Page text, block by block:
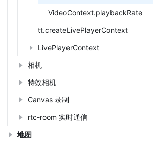
VideoContext.playbackRate
tt.createLivePlayerContext
LivePlayerContext
相机
特效相机
Canvas 录制
rtc-room 实时通信
地图